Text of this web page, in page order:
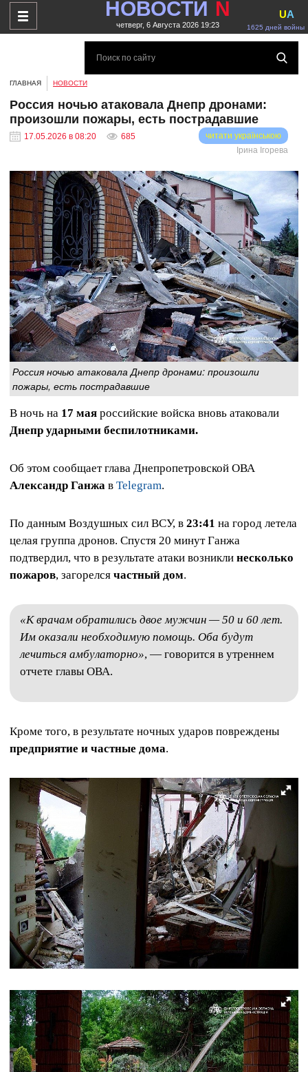
НОВОСТИ N
четверг, 6 Августа 2026 19:23 1625 дней войны
UA
ГЛАВНАЯ НОВОСТИ
Россия ночью атаковала Днепр дронами:
произошли пожары, есть пострадавшие
17.05.2026 в 08:20 685
читати українською
Ірина Ігорева
Россия ночью атаковала Днепр дронами: произошли
пожары, есть пострадавшие
В ночь на 17 мая российские войска вновь атаковали
Днепр ударными беспилотниками.
Об этом сообщает глава Днепропетровской ОВА
Александр Ганжа в Telegram.
По данным Воздушных сил ВСУ, в 23:41 на город летела
целая группа дронов. Спустя 20 минут Ганжа
подтвердил, что в результате атаки возникли несколько
пожаров, загорелся частный дом.
«К врачам обратились двое мужчин — 50 и 60 лет.
Им оказали необходимую помощь. Оба будут
лечиться амбулаторно», — говорится в утреннем
отчете главы ОВА.
Кроме того, в результате ночных ударов повреждены
предприятие и частные дома.